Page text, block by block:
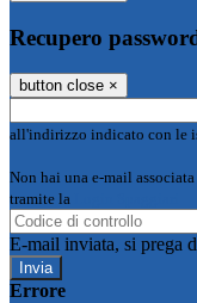
Recupero
button close ×
all'indirizzo indicato con le
Non hai una e-mail
tramite la
E-mail inviata, si prega
Errore